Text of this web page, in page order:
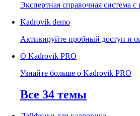
Экспертная справочная система
Kadrovik demo
Активируйте пробный доступ и
О Kadrovik PRO
Узнайте больше о Kadrovik PRO
Все 34 темы